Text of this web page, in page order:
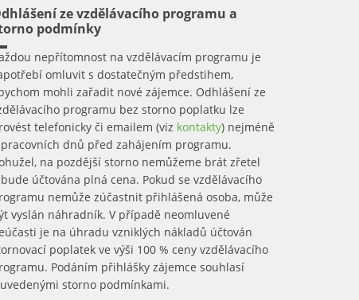
ze vzdělávacího programu a
podmínky
nepřítomnost na vzdělávacím programu je
omluvit s dostatečným předstihem,
mohli zařadit nové zájemce. Odhlášení ze
programu bez storno poplatku lze
telefonicky či emailem (viz kontakty) nejméně
dnů před zahájením programu.
na pozdější storno nemůžeme brát zřetel
účtována plná cena. Pokud se vzdělávacího
nemůže zúčastnit přihlášená osoba, může
vyslán náhradník. V případě neomluvené
je na úhradu vzniklých nákladů účtován
poplatek ve výši 100 % ceny vzdělávacího
Podáním přihlášky zájemce souhlasí
storno podmínkami.